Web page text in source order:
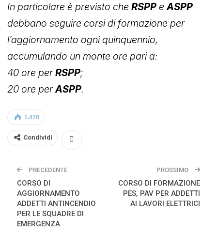
In particolare è previsto che RSPP e ASPP
debbano seguire corsi di formazione per
l’aggiornamento ogni quinquennio,
accumulando un monte ore pari a:
40 ore perRSPP;
20 ore perASPP.
1.470
Condividi
PRECEDENTE
CORSO DI
AGGIORNAMENTO
ADDETTI ANTINCENDIO
PER LE SQUADRE DI
EMERGENZA
PROSSIMO
CORSO DI FORMAZIONE
PES, PAV PER ADDETTI
AI LAVORI ELETTRICI